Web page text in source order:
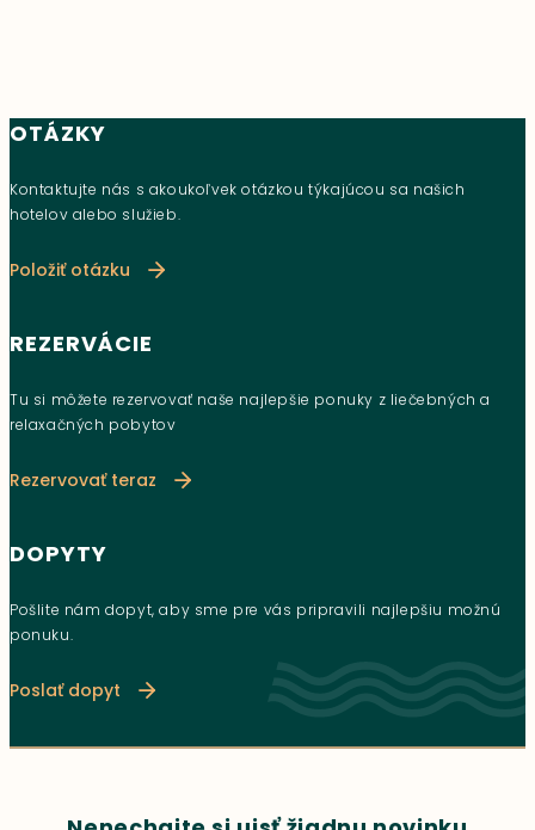
OTÁZKY
Kontaktujte nás s akoukoľvek otázkou týkajúcou sa našich
hotelov alebo služieb.
Položiť otázku
REZERVÁCIE
Tu si môžete rezervovať naše najlepšie ponuky z liečebných a
relaxačných pobytov
Rezervovať teraz
DOPYTY
Pošlite nám dopyt, aby sme pre vás pripravili najlepšiu možnú
ponuku.
Poslať dopyt